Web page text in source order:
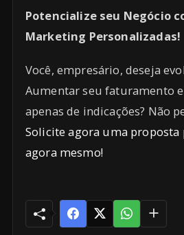
Potencialize seu Negócio
Marketing Personalizadas!
Você, empresário, deseja
Aumentar seu faturamento
apenas de indicações? Não
Solicite agora uma proposta
agora mesmo!